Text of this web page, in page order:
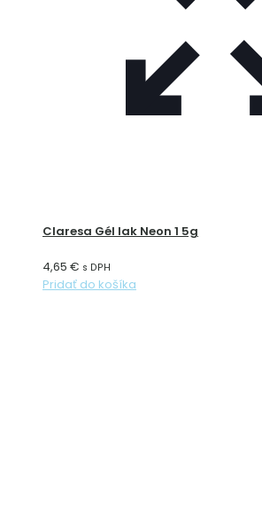
Claresa Gél lak Neon 1 5g
4,65 € s DPH
Pridať do košíka